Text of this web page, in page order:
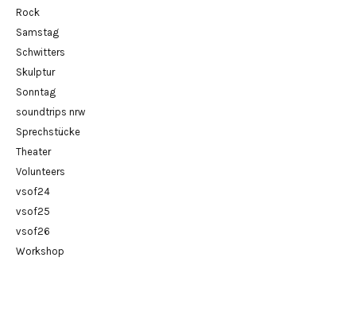
Rock
Samstag
Schwitters
Skulptur
Sonntag
soundtrips nrw
Sprechstücke
Theater
Volunteers
vsof24
vsof25
vsof26
Workshop